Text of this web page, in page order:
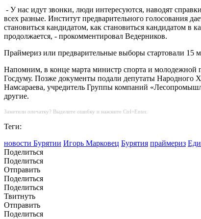
- У нас идут звонки, люди интересуются, наводят
всех разные. Институт предварительного голосования
становиться кандидатом, как становиться кандидатом в
продолжается, - прокомментировал Ведерников.
Праймериз или предварительные выборы стартовали 15
Напомним, в конце марта министр спорта и молодежной
Госдуму. Позже документы подали депутаты Народного
Намсараева, учредитель Группы компаний
другие.
Заметили опечатку? Выделите ошибку и нажмите Ctrl+Enter.
Теги:
новости Бурятии Игорь Марковец Бурятия праймериз
Поделиться
Поделиться
Отправить
Поделиться
Поделиться
Твитнуть
Отправить
Поделиться